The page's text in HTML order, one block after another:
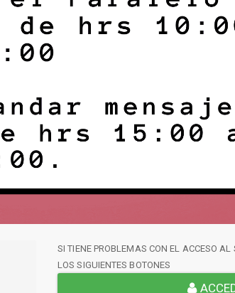
SI TIENE PROBLEMAS CON EL ACCESO
LOS SIGUIENTES BOTONES